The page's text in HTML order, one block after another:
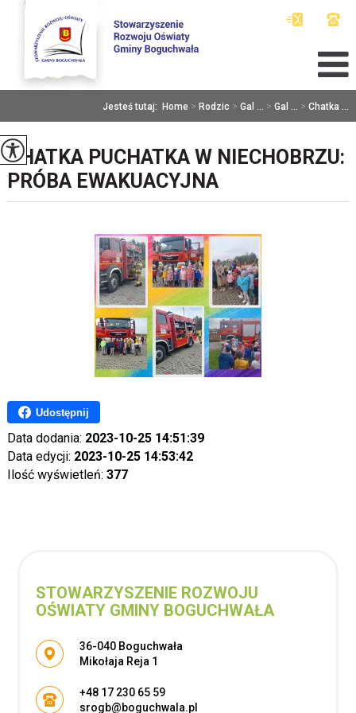
Jesteś tutaj: Home > Rodzic > Gal ... > Gal ... > Chatka ...
CHATKA PUCHATKA W NIECHOBRZU:
PRÓBA EWAKUACYJNA
Udostępnij
Data dodania: 2023-10-25 14:51:39
Data edycji: 2023-10-25 14:53:42
Ilość wyświetleń: 377
STOWARZYSZENIE ROZWOJU
OŚWIATY GMINY BOGUCHWAŁA
Adres pocztowy:
36-040 Boguchwała
Mikołaja Reja 1
+48 17 230 65 59
srogb@boguchwala.pl